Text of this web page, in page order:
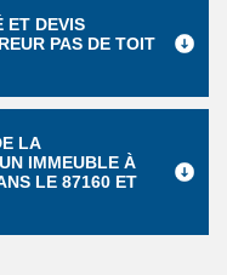
ET DEVIS
PAS DE TOIT
LA
IMMEUBLE À
LE 87160 ET